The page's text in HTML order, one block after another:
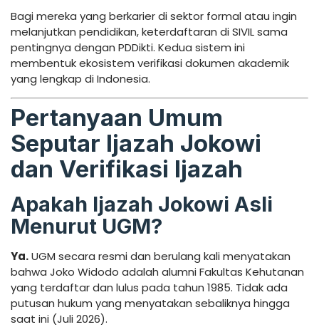
Bagi mereka yang berkarier di sektor formal atau ingin
melanjutkan pendidikan, keterdaftaran di SIVIL sama
pentingnya dengan PDDikti. Kedua sistem ini
membentuk ekosistem verifikasi dokumen akademik
yang lengkap di Indonesia.
Pertanyaan Umum
Seputar Ijazah Jokowi
dan Verifikasi Ijazah
Apakah Ijazah Jokowi Asli
Menurut UGM?
Ya.UGM secara resmi dan berulang kali menyatakan
bahwa Joko Widodo adalah alumni Fakultas Kehutanan
yang terdaftar dan lulus pada tahun 1985. Tidak ada
putusan hukum yang menyatakan sebaliknya hingga
saat ini (Juli 2026).